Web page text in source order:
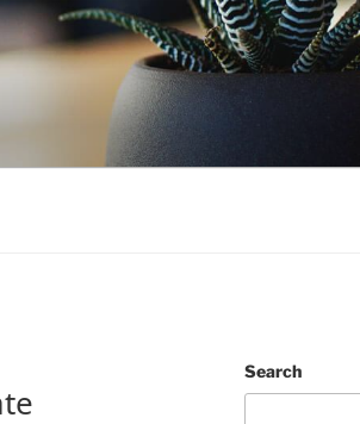
Search